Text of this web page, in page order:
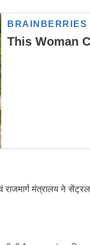
मंत्रालय ने